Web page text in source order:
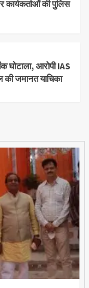
की पुलिस
घोटाला, आरोपी IAS
जमानत याचिका